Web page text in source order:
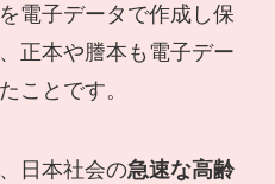
電子データで作成し保
正本や謄本も電子デー
ことです。
日本社会の急速な高齢